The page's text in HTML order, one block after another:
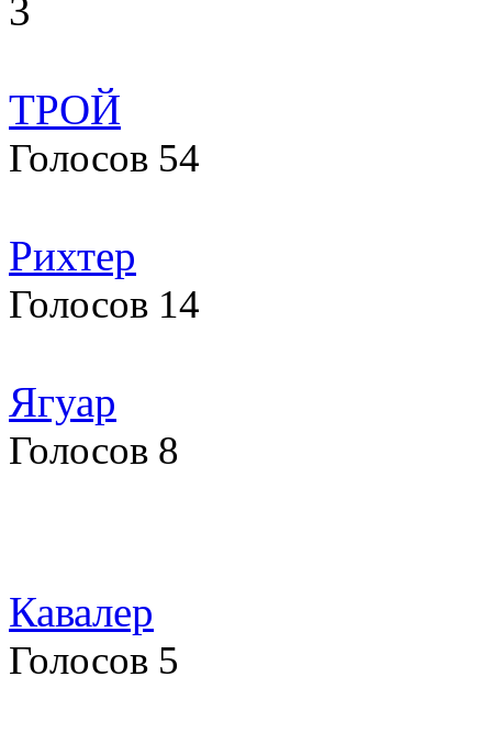
3
ТРОЙ
Голосов 54
Рихтер
Голосов 14
Ягуар
Голосов 8
Кавалер
Голосов 5